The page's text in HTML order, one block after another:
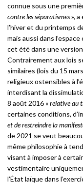
connue sous une
contre lesséparatismes», a
l’hiver et du printemps
mais aussi dans
cet été dans une
Contrairement aux lois
similaires (lois du 15
religieux ostensibles à
interdisant la
8 août 2016 «relative au
certaines conditions,
et de restreindre la
de 2021 se veut
même philosophie à
visant à imposer à
vestimentaire
l’État laïque dans